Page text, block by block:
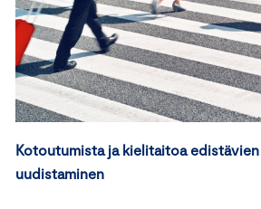
Kotoutumista ja kielitaitoa
uudistaminen